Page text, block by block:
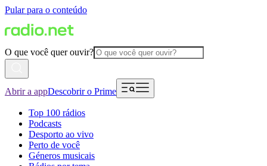
Pular para o conteúdo
O que você quer ouvir?
Abrir a appDescobrir o Prime
Top 100 rádios
Podcasts
Desporto ao vivo
Perto de você
Géneros musicais